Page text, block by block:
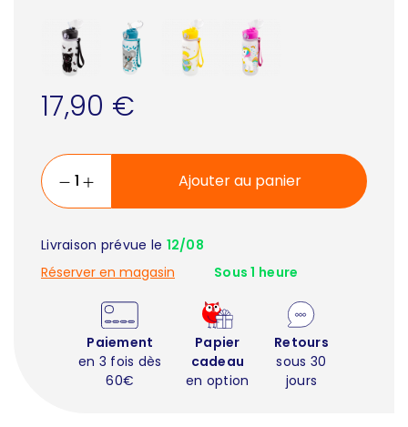
17,90 €
Ajouter au panier
Livraison prévue le 12/08
Réserver en magasin
Sous 1 heure
Paiement
en 3 fois dès
60€
Papier
cadeau
en option
Retours
sous 30
jours